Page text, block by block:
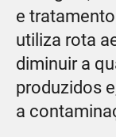
e
utiliza rota
diminuir a
produzidos
a